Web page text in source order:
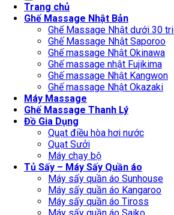
Trang chủ
Ghế Massage Nhật Bản
Ghế Massage Nhật dưới 30
Ghế Massage Nhật Saporoo
Ghế massage Nhật Okinawa
Ghế massage nhật Fujikima
Ghế massage Nhật Kangwon
Ghế massage Nhật Okazaki
Máy Massage
Ghế Massage Thanh Lý
Đồ Gia Dụng
Quạt điều hòa hơi nước
Quạt Sưởi
Máy chạy bộ
Tủ Sấy – Máy Sấy Quần áo
Máy sấy quần áo Sunhouse
Máy sấy quần áo Kangaroo
Máy sấy quần áo Tiross